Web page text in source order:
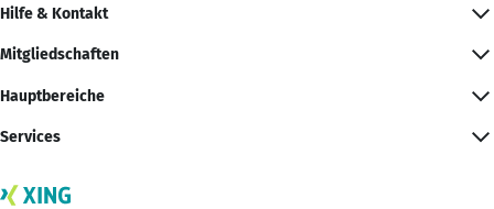
Hilfe & Kontakt
Mitgliedschaften
Hauptbereiche
Services